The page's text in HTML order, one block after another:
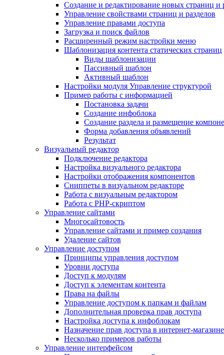
Создание и редактирование новых страниц и
Управление свойствами страниц и разделов
Управление правами доступа
Загрузка и поиск файлов
Расширенный режим настройки меню
Шаблонизация контента статических страниц
Виды шаблонизации
Пассивный шаблон
Активный шаблон
Настройки модуля Управление структурой
Пример работы с информацией
Постановка задачи
Создание инфоблока
Создание раздела и размещение
Форма добавления объявлений
Результат
Визуальный редактор
Подключение редактора
Настройка визуального редактора
Настройки отображения компонентов
Сниппеты в визуальном редакторе
Работа с визуальным редактором
Работа с PHP-скриптом
Управление сайтами
Многосайтовость
Управление сайтами и пример создания
Удаление сайтов
Управление доступом
Принципы управления доступом
Уровни доступа
Доступ к модулям
Доступ к элементам контента
Права на файлы
Управление доступом к папкам и файлам
Дополнительная проверка прав доступа
Настройка доступа к инфоблокам
Назначение прав доступа в интернет-магазине
Несколько примеров работы
Управление интерфейсом